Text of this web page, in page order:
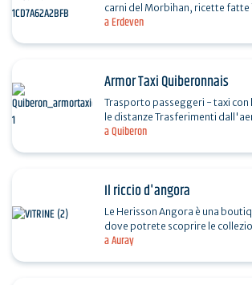
a Erdeven
carni del Morbihan, ricette fatte
piatti di catering, preparati con
a Quiberon
Armor Taxi Quiberonnais
Trasporto passeggeri - taxi con
le distanze Trasferimenti
stazione Prenotazione
a Auray
Il riccio d'angora
Le Herisson Angora è una
dove potrete scoprire le
PHILDAR, FONTY, DMC, ROWAN e